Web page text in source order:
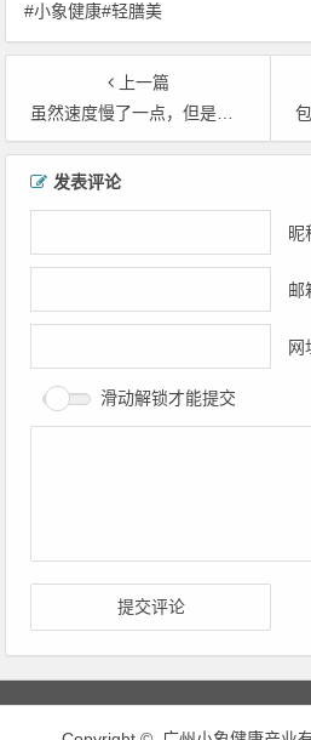
#小象健康#轻膳美
上一篇
虽然速度慢了一点，但是很有效，一个月下来了减了9斤#轻膳美##小象健康#
包
发表评论
昵
邮
网
滑动解锁才能提交